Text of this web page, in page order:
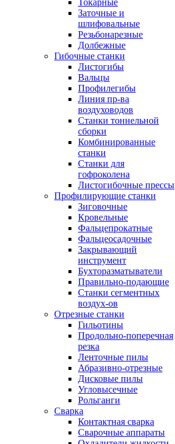
Токарные
Заточные и
шлифовальные
Резьбонарезные
Долбежные
Гибочные станки
Листогибы
Вальцы
Профилегибы
Линия пр-ва
воздуховодов
Станки тоннельной
сборки
Комбинированные
станки
Станки для
гофроколена
Листогибочные прессы
Профилирующие станки
Зиговочные
Кровельные
Фальцепрокатные
Фальцеосадочные
Закрывающий
инструмент
Бухторазматыватели
Правильно-подающие
Станки сегментных
воздух-ов
Отрезные станки
Гильотины
Продольно-поперечная
резка
Ленточные пилы
Абразивно-отрезные
Дисковые пилы
Угловысечные
Рольганги
Сварка
Контактная сварка
Сварочные аппараты